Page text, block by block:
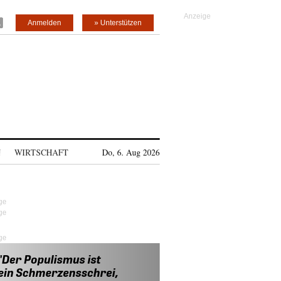
» Unterstützen
Anmelden
WIRTSCHAFT Do, 6. Aug 2026